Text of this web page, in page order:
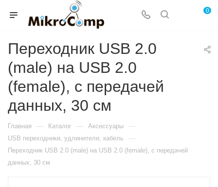
0
Переходник USB 2.0
(male) на USB 2.0
(female), с передачей
данных, 30 см
Главная — Каталог — Аксессуары —
USB переходники, удлинители, кабель —
Переходник USB 2.0 (male) на USB 2.0 (female), с передачей
данных, 30 см